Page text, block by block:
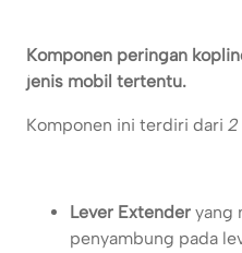
Komponen peringan
jenis mobil tertentu.
Komponen ini terdiri dari 2
Lever Extender yang
penyambung pada